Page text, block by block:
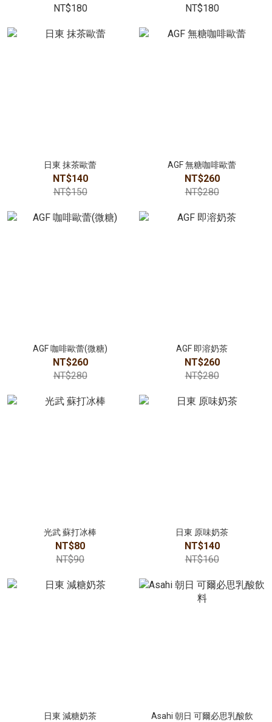
NT$180 NT$180
日東 抹茶歐蕾
NT$140
NT$150
AGF 無糖咖啡歐蕾
NT$260
NT$280
AGF 咖啡歐蕾(微糖)
NT$260
NT$280
AGF 即溶奶茶
NT$260
NT$280
光武 蘇打冰棒
NT$80
NT$90
日東 原味奶茶
NT$140
NT$160
日東 減糖奶茶
Asahi 朝日 可爾必思乳酸飲